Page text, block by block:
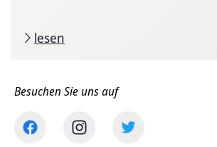
lesen
Besuchen Sie uns auf